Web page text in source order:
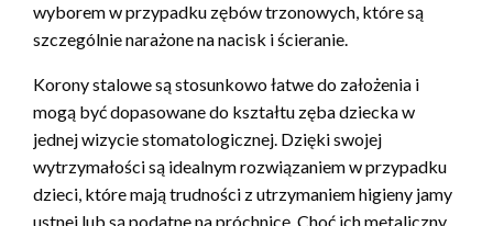
wyborem w przypadku zębów trzonowych, które są
szczególnie narażone na nacisk i ścieranie.
Korony stalowe są stosunkowo łatwe do założenia i
mogą być dopasowane do kształtu zęba dziecka w
jednej wizycie stomatologicznej. Dzięki swojej
wytrzymałości są idealnym rozwiązaniem w przypadku
dzieci, które mają trudności z utrzymaniem higieny jamy
ustnej lub są podatne na próchnicę. Choć ich metaliczny